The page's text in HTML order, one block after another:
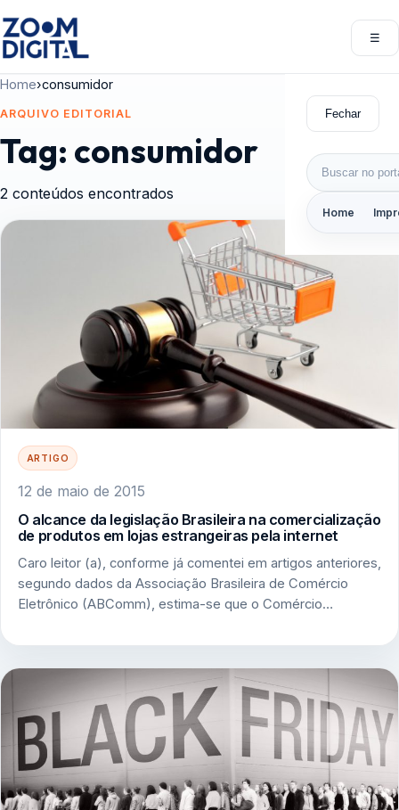
☰
Fechar
Buscar por:
Home
Home›consumidor
ARQUIVO EDITORIAL
Tag: consumidor
2 conteúdos encontrados
ARTIGO
12 de maio de 2015
O alcance da legislação Brasileira na comercialização
de produtos em lojas estrangeiras pela internet
Caro leitor (a), conforme já comentei em artigos anteriores,
segundo dados da Associação Brasileira de Comércio
Eletrônico (ABComm), estima-se que o Comércio…